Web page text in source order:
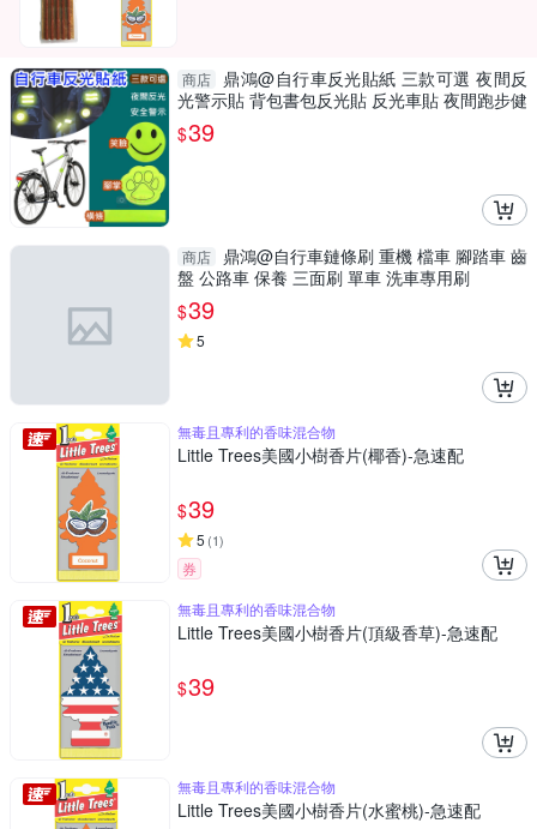
商店
鼎鴻@自行車反光貼紙 三款可選 夜間反
光警示貼 背包書包反光貼 反光車貼 夜間跑步健
走 車用警示
$39
商店
鼎鴻@自行車鏈條刷 重機 檔車 腳踏車 齒
盤 公路車 保養 三面刷 單車 洗車專用刷
$39
5
無毒且專利的香味混合物
Little Trees美國小樹香片(椰香)-急速配
$39
5 (1)
券
無毒且專利的香味混合物
Little Trees美國小樹香片(頂級香草)-急速配
$39
無毒且專利的香味混合物
Little Trees美國小樹香片(水蜜桃)-急速配